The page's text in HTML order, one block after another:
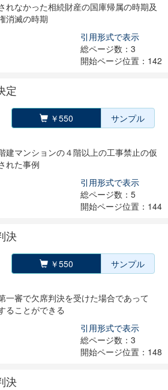
れなかった相続財産の国庫帰属の時期及
消滅の時期
引用形式で表示
総ページ数：3
開始ページ位置：142
定
￥550 サンプル
建マンションの４階以上の工事禁止の仮
れた事例
引用形式で表示
総ページ数：5
開始ページ位置：144
決
￥550 サンプル
一審で欠席判決を受けた場合であって
ることができる
引用形式で表示
総ページ数：3
開始ページ位置：148
決